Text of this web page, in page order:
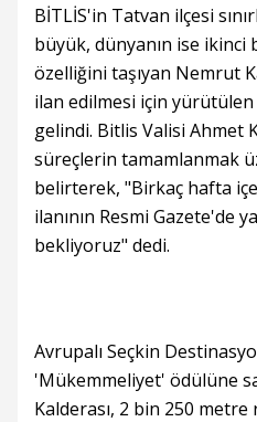
BİTLİS'in Tatvan ilçesi
büyük, dünyanın ise
özelliğini taşıyan Nemrut
ilan edilmesi için yürütülen
gelindi. Bitlis Valisi Ahmet
süreçlerin tamamlanmak
belirterek, "Birkaç hafta
ilanının Resmi Gazete'de
bekliyoruz" dedi.
Avrupalı Seçkin
'Mükemmeliyet' ödülüne
Kalderası, 2 bin 250 metre